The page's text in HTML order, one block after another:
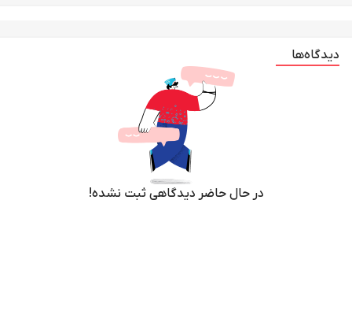
دیدگاه‌ها
در حال حاضر دیدگاهی ثبت نشده!